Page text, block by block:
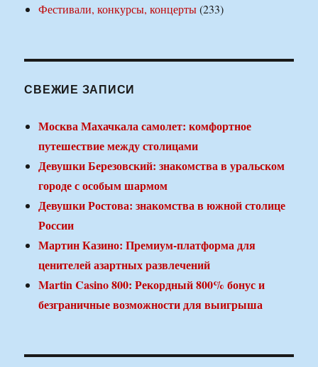
Фестивали, конкурсы, концерты(233)
СВЕЖИЕ ЗАПИСИ
Москва Махачкала самолет: комфортное
путешествие между столицами
Девушки Березовский: знакомства в уральском
городе с особым шармом
Девушки Ростова: знакомства в южной столице
России
Мартин Казино: Премиум-платформа для
ценителей азартных развлечений
Martin Casino 800: Рекордный 800% бонус и
безграничные возможности для выигрыша